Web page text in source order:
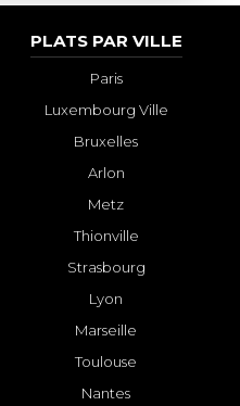
PLATS PAR VILLE
Paris
Luxembourg Ville
Bruxelles
Arlon
Metz
Thionville
Strasbourg
Lyon
Marseille
Toulouse
Nantes